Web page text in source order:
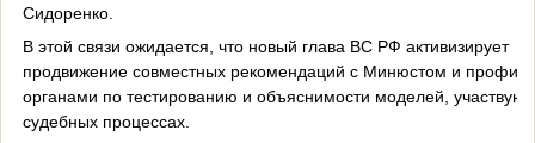
Сидоренко.
В этой связи ожидается, что новый глава ВС РФ активизирует
продвижение совместных рекомендаций с Минюстом и
органами по тестированию и объяснимости моделей,
судебных процессах.